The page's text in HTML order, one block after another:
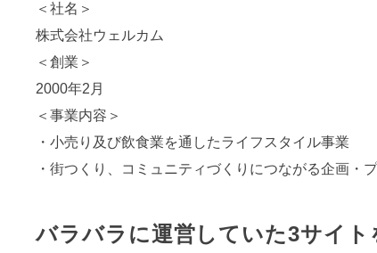
＜社名＞
株式会社ウェルカム
＜創業＞
2000年2月
＜事業内容＞
・小売り及び飲食業を通したライフスタイル事業
・街つくり、コミュニティづくりにつながる企画・
バラバラに運営していた3サイ